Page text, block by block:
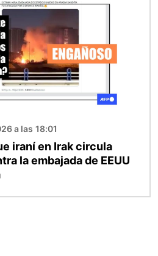
a las 18:01
iraní en Irak circula
la embajada de EEUU